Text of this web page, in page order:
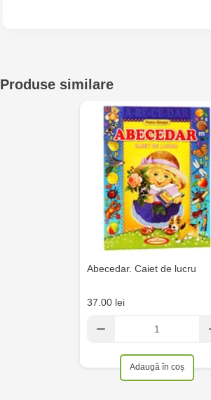
Jucărenia Cahul - str. Ștefan cel
Multistore Soroca - bd. Ștefan cel
MultiStore Căușeni- str. Iurii
Produse similare
Abecedar. Caiet de lucru
37.00 lei
Adaugă în coș